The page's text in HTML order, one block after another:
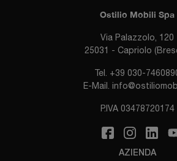
Ostilio Mobili Spa
Via Palazzolo, 120
25031 - Capriolo
Tel. +39 030-
E-Mail.
P.IVA 03478720174
AZIENDA